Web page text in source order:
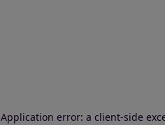
Application error: a client-side